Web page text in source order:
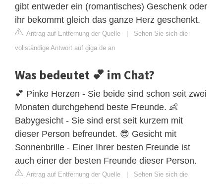
gibt entweder ein (romantisches) Geschenk oder
ihr bekommt gleich das ganze Herz geschenkt.
Antrag auf Entfernung der Quelle | Sehen Sie sich die
vollständige Antwort auf giga.de an
Was bedeutet 💕 im Chat?
💕 Pinke Herzen - Sie beide sind schon seit zwei
Monaten durchgehend beste Freunde. 👶
Babygesicht - Sie sind erst seit kurzem mit
dieser Person befreundet. 😎 Gesicht mit
Sonnenbrille - Einer Ihrer besten Freunde ist
auch einer der besten Freunde dieser Person.
Antrag auf Entfernung der Quelle | Sehen Sie sich die